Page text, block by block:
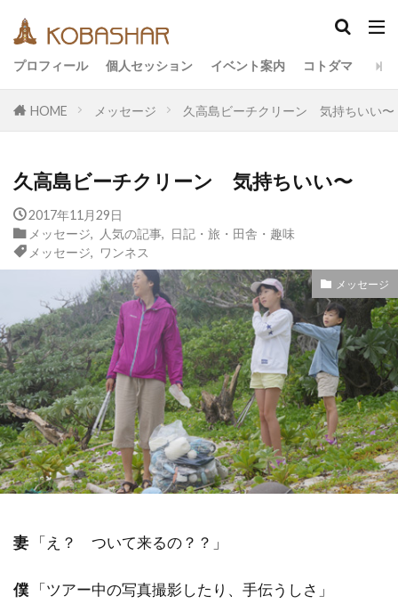
プロフィール 個人セッション イベント案内 コトダマ
HOME メッセージ 久高島ビーチクリーン 気持ちいい〜
久高島ビーチクリーン 気持ちいい〜
2017年11月29日
メッセージ
人気の記事,
日記・旅・田舎・趣味
メッセージ
ワンネス
メッセージ
妻 「え？ ついて来るの？？」
僕 「ツアー中の写真撮影したり、手伝うしさ」
カテゴリー
アーティスト
イベント
イヤシロチ
エコ
オフグリッド
デトックス
バシャール・宇宙の法則
メッセージ
ヨガ
リトリート
ワンネス
ヴィーガン 健康
動画
友人
合宿 名古屋 地底人
子供
宇宙人
岐阜 引き寄せの法則
愛
断食
沖縄 満月
石川県
祓い
覚醒の学校 農業
金沢市
鎮魂
非二元